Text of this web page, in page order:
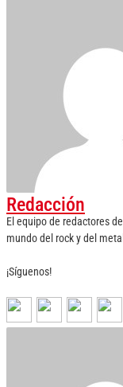
Redacción
El equipo de redactores
mundo del rock y del
¡Síguenos!